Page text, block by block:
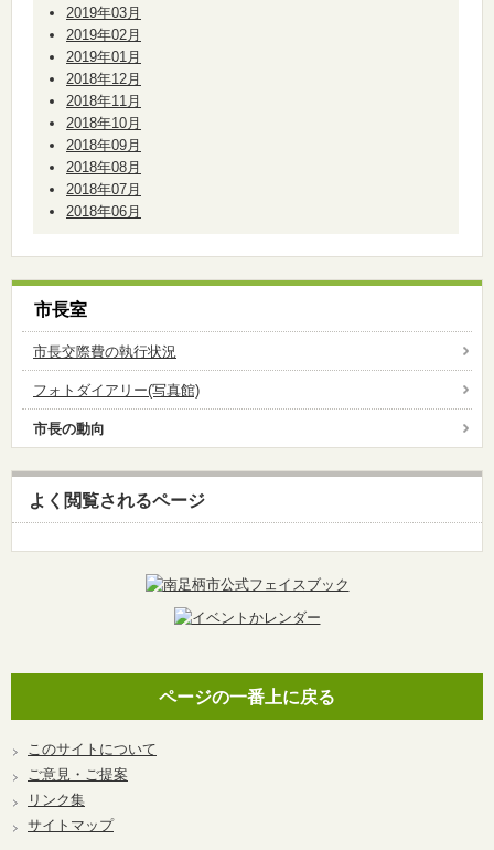
2019年03月
2019年02月
2019年01月
2018年12月
2018年11月
2018年10月
2018年09月
2018年08月
2018年07月
2018年06月
市長室
市長交際費の執行状況
フォトダイアリー(写真館)
市長の動向
よく閲覧されるページ
ページの一番上に戻る
このサイトについて
ご意見・ご提案
リンク集
サイトマップ